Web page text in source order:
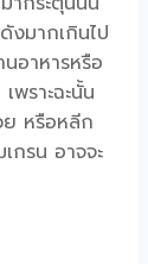
งมากเกินไป
อาหารหรือ
พราะฉะนั้น
ย หรือหลีก
กรน อาจจะ